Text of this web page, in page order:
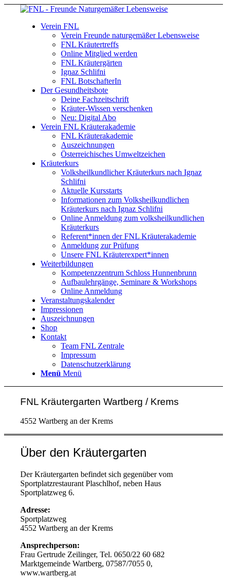
Verein FNL
Verein Freunde naturgemäßer Lebensweise
FNL Kräutertreffs
Online Mitglied werden
FNL Kräutergärten
Ignaz Schlifni
FNL BotschafterIn
Der Gesundheitsbote
Deine Fachzeitschrift
Kräuter-Wissen verschenken
Neu: Digital Abo
Verein FNL Kräuterakademie
FNL Kräuterakademie
Auszeichnungen
Österreichisches Umweltzeichen
Kräuterkurs
Volksheilkundlicher Kräuterkurs nach Ignaz
Schlifni
Aktuelle Kursstarts
Informationen zum Volksheilkundlichen
Kräuterkurs nach Ignaz Schlifni
Online Anmeldung zum volksheilkundlichen
Kräuterkurs
Referent*innen der FNL Kräuterakademie
Anmeldung zur Prüfung
Unsere FNL Kräuterexpert*innen
Weiterbildungen
Kompetenzzentrum Schloss Hunnenbrunn
Aufbaulehrgänge, Seminare & Workshops
Online Anmeldung
Veranstaltungskalender
Impressionen
Auszeichnungen
Shop
Kontakt
Team FNL Zentrale
Impressum
Datenschutzerklärung
Menü Menü
FNL Kräutergarten Wartberg / Krems
4552 Wartberg an der Krems
Über den Kräutergarten
Der Kräutergarten befindet sich gegenüber vom
Sportplatzrestaurant Plaschlhof, neben Haus
Sportplatzweg 6.
Adresse:
Sportplatzweg
4552 Wartberg an der Krems
Ansprechperson:
Frau Gertrude Zeilinger, Tel. 0650/22 60 682
Marktgemeinde Wartberg, 07587/7055 0,
www.wartberg.at